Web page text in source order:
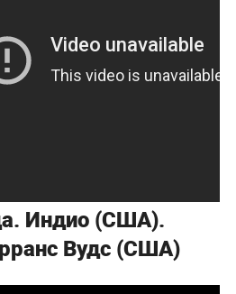
Индио (США).
Вудс (США)